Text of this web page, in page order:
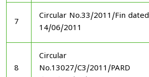
7
Circular No.33/2011/Fin dated
14/06/2011
8
Circular
No.13027/C3/2011/PARD